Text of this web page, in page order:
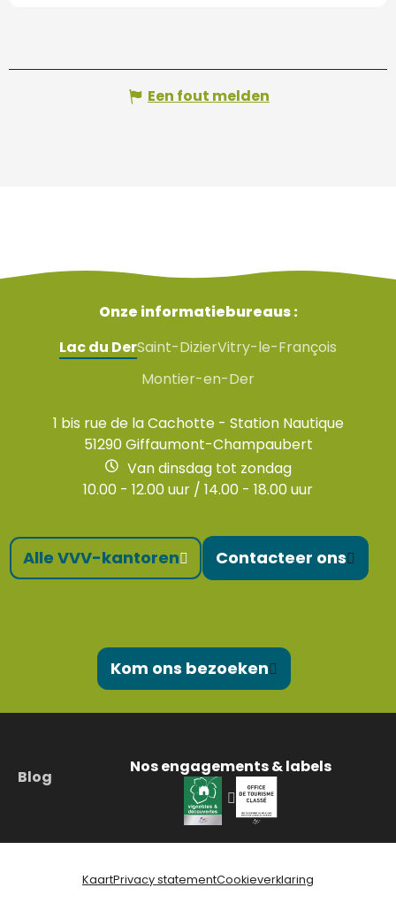
Een fout melden
Onze informatiebureaus :
Lac du DerSaint-DizierVitry-le-François
Montier-en-Der
1 bis rue de la Cachotte - Station Nautique
51290 Giffaumont-Champaubert
Van dinsdag tot zondag
10.00 - 12.00 uur / 14.00 - 18.00 uur
Alle VVV-kantoren Contacteer ons
Kom ons bezoeken
Blog
Nos engagements & labels
KaartPrivacy statementCookieverklaring